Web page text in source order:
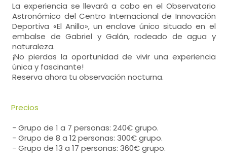
La experiencia se llevará a cabo en el Observatorio
Astronómico del Centro Internacional de Innovación
Deportiva «El Anillo», un enclave único situado en el
embalse de Gabriel y Galán, rodeado de agua y
naturaleza.
¡No pierdas la oportunidad de vivir una experiencia
única y fascinante!
Reserva ahora tu observación nocturna.
Precios
- Grupo de 1 a 7 personas: 240€ grupo.
- Grupo de 8 a 12 personas: 300€ grupo.
- Grupo de 13 a 17 personas: 360€ grupo.